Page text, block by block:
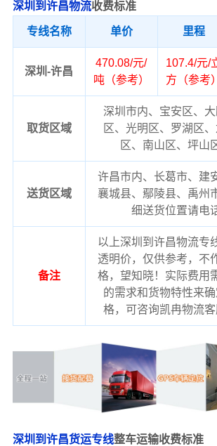
深圳到许昌物流收费标准
专线名称 单价 里程
深圳-许昌
470.08/元/
吨（参考）
107.4/元/
方（参考）
取货区域
深圳市内、宝安区、
区、光明区、罗湖区
区、南山区、坪山
送货区域
许昌市内、长葛市、建
襄城县、鄢陵县、禹州
细送货位置请电
备注
以上深圳到许昌物流专
透明价，仅供参考，不
格，望知晓！实际费用
的需求和货物特性来
格，可咨询凯冉物流客
深圳到许昌货运专线整车运输收费标准